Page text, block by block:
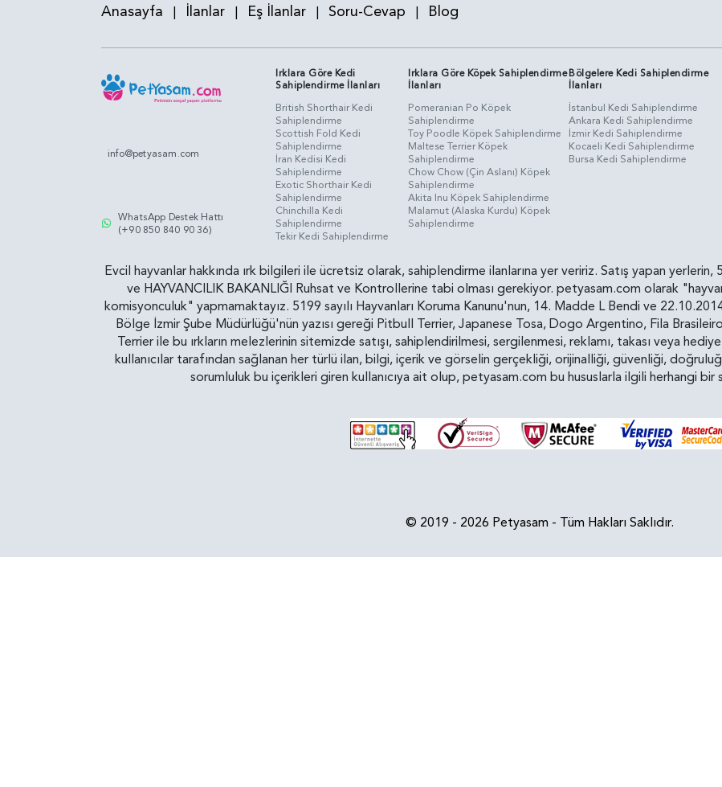
Anasayfa | İlanlar | Eş İlanlar | Soru-Cevap | Blog
info@petyasam.com
WhatsApp Destek Hattı
(+90 850 840 90 36)
Irklara Göre Kedi
Sahiplendirme İlanları
British Shorthair Kedi
Sahiplendirme
Scottish Fold Kedi
Sahiplendirme
İran Kedisi Kedi
Sahiplendirme
Exotic Shorthair Kedi
Sahiplendirme
Chinchilla Kedi
Sahiplendirme
Tekir Kedi Sahiplendirme
Irklara Göre Köpek Sahiplendirme
İlanları
Pomeranian Po Köpek
Sahiplendirme
Toy Poodle Köpek Sahiplendirme
Maltese Terrier Köpek
Sahiplendirme
Chow Chow (Çin Aslanı) Köpek
Sahiplendirme
Akita Inu Köpek Sahiplendirme
Malamut (Alaska Kurdu) Köpek
Sahiplendirme
Bölgelere Kedi Sahiplendirme
İlanları
İstanbul Kedi Sahiplendirme
Ankara Kedi Sahiplendirme
İzmir Kedi Sahiplendirme
Kocaeli Kedi Sahiplendirme
Bursa Kedi Sahiplendirme
Evcil hayvanlar hakkında ırk bilgileri ile ücretsiz olarak, sahiplendirme ilanlarına yer veririz. Satış yapan yerlerin,
ve HAYVANCILIK BAKANLIĞI Ruhsat ve Kontrollerine tabi olması gerekiyor. petyasam.com olarak
komisyonculuk" yapmamaktayız. 5199 sayılı Hayvanları Koruma Kanunu'nun, 14. Madde L Bendi ve
Bölge İzmir Şube Müdürlüğü'nün yazısı gereği Pitbull Terrier, Japanese Tosa, Dogo Argentino, Fila
Terrier ile bu ırkların melezlerinin sitemizde satışı, sahiplendirilmesi, sergilenmesi, reklamı, takası veya
kullanıcılar tarafından sağlanan her türlü ilan, bilgi, içerik ve görselin gerçekliği, orijinalliği, güvenliği,
sorumluluk bu içerikleri giren kullanıcıya ait olup, petyasam.com bu hususlarla ilgili herhangi bir
© 2019 - 2026 Petyasam - Tüm Hakları Saklıdır.